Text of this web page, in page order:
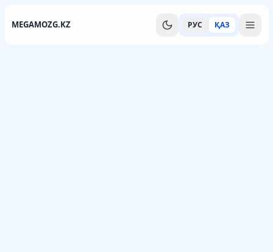
MEGAMOZG.KZ РУС ҚАЗ